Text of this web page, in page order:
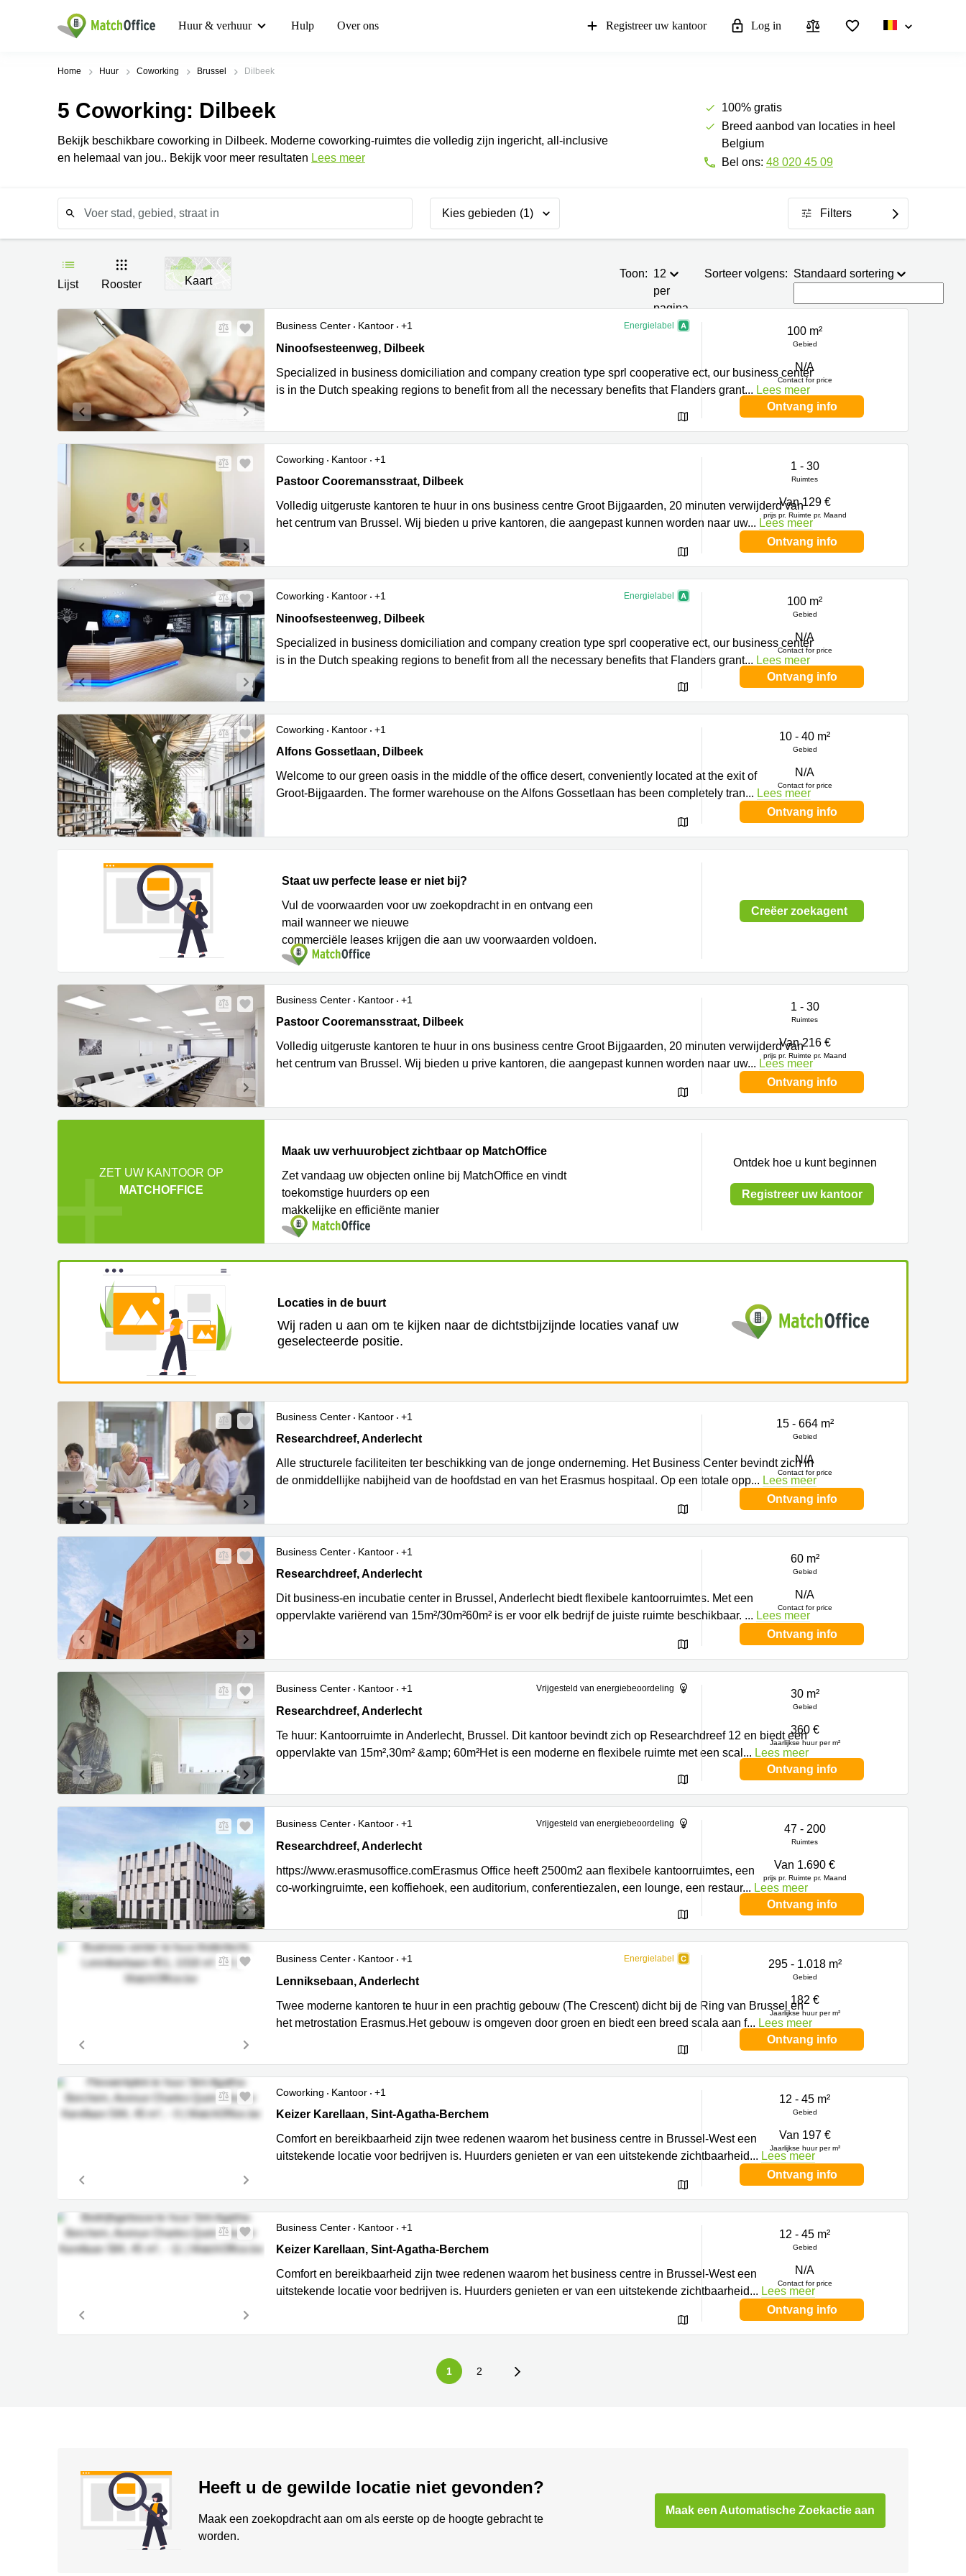
Huur & verhuur Hulp Over ons Registreer uw kantoor Log in
Home Huur Coworking Brussel Dilbeek
5 Coworking: Dilbeek
Bekijk beschikbare coworking in Dilbeek. Moderne coworking-ruimtes die volledig zijn ingericht, all-inclusive
en helemaal van jou.. Bekijk voor meer resultaten Lees meer
100% gratis
Breed aanbod van locaties in heel
Belgium
Bel ons: 48 020 45 09
Kies gebieden (1) Filters
Lijst Rooster Kaart
Toon: 12
per
pagina
Sorteer volgens: Standaard sortering
Business Center Kantoor +1 Energielabel
Ninoofsesteenweg 62/64, Dilbeek
Ninoofsesteenweg, Dilbeek
Specialized in business domiciliation and company creation type sprl cooperative ect, our business center
is in the Dutch speaking regions to benefit from all the necessary benefits that Flanders grant... Lees meer
100 m²
Gebied
N/A
Contact for price
Ontvang info
Coworking Kantoor
+1
Pastoor Cooremansstraat 3, Dilbeek
Pastoor Cooremansstraat, Dilbeek
Volledig uitgeruste kantoren te huur in ons business centre Groot Bijgaarden, 20 minuten verwijderd van
het centrum van Brussel. Wij bieden u prive kantoren, die aangepast kunnen worden naar uw... Lees meer
1 - 30
Ruimtes
Van 129 €
prijs pr. Ruimte pr. Maand
Ontvang info
Coworking Kantoor +1 Energielabel
Ninoofsesteenweg 62/64, Dilbeek
Ninoofsesteenweg, Dilbeek
Specialized in business domiciliation and company creation type sprl cooperative ect, our business center
is in the Dutch speaking regions to benefit from all the necessary benefits that Flanders grant... Lees meer
100 m²
Gebied
N/A
Contact for price
Ontvang info
Coworking Kantoor
+1
Alfons Gossetlaan 40, Dilbeek
Alfons Gossetlaan, Dilbeek
Welcome to our green oasis in the middle of the office desert, conveniently located at the exit of
Groot-Bijgaarden. The former warehouse on the Alfons Gossetlaan has been completely tran... Lees meer
10 - 40 m²
Gebied
N/A
Contact for price
Ontvang info
Staat uw perfecte lease er niet bij?
Vul de voorwaarden voor uw zoekopdracht in en ontvang een
mail wanneer we nieuwe
commerciële leases krijgen die aan uw voorwaarden voldoen.
Creëer zoekagent
Business Center Kantoor
+1
Pastoor Cooremansstraat 3, Dilbeek
Pastoor Cooremansstraat, Dilbeek
Volledig uitgeruste kantoren te huur in ons business centre Groot Bijgaarden, 20 minuten verwijderd van
het centrum van Brussel. Wij bieden u prive kantoren, die aangepast kunnen worden naar uw... Lees meer
1 - 30
Ruimtes
Van 216 €
prijs pr. Ruimte pr. Maand
Ontvang info
ZET UW KANTOOR OP
MATCHOFFICE
Maak uw verhuurobject zichtbaar op MatchOffice
Zet vandaag uw objecten online bij MatchOffice en vindt
toekomstige huurders op een
makkelijke en efficiënte manier
Ontdek hoe u kunt beginnen
Registreer uw kantoor
Locaties in de buurt
Wij raden u aan om te kijken naar de dichtstbijzijnde locaties vanaf uw
geselecteerde positie.
Business Center Kantoor
+1
ALLEE DE LA RECHERCHE 12, Anderlecht, Anderlecht
Researchdreef, Anderlecht
Alle structurele faciliteiten ter beschikking van de jonge onderneming. Het Business Center bevindt zich in
de onmiddellijke nabijheid van de hoofdstad en van het Erasmus hospitaal. Op een totale opp... Lees meer
15 - 664 m²
Gebied
N/A
Contact for price
Ontvang info
Business Center Kantoor
+1
ALLEE DE LA RECHERCHE 12, Anderlecht, Anderlecht
Researchdreef, Anderlecht
Dit business-en incubatie center in Brussel, Anderlecht biedt flexibele kantoorruimtes. Met een
oppervlakte variërend van 15m²/30m²60m² is er voor elk bedrijf de juiste ruimte beschikbaar. ... Lees meer
60 m²
Gebied
N/A
Contact for price
Ontvang info
Business Center Kantoor +1 Vrijgesteld van energiebeoordeling
Researchdreef 12, Anderlecht
Researchdreef, Anderlecht
Te huur: Kantoorruimte in Anderlecht, Brussel. Dit kantoor bevindt zich op Researchdreef 12 en biedt een
oppervlakte van 15m²,30m² &amp; 60m²Het is een moderne en flexibele ruimte met een scal ... Lees meer
30 m²
Gebied
360 €
Jaarlijkse huur per m²
Ontvang info
Business Center Kantoor +1 Vrijgesteld van energiebeoordeling
Researchdreef 10, Anderlecht
Researchdreef, Anderlecht
https://www.erasmusoffice.comErasmus Office heeft 2500m2 aan flexibele kantoorruimtes, een
co-workingruimte, een koffiehoek, een auditorium, conferentiezalen, een lounge, een restaur... Lees meer
47 - 200
Ruimtes
Van 1.690 €
prijs pr. Ruimte pr. Maand
Ontvang info
Business Center Kantoor +1 Energielabel
Lenniksebaan 451, Anderlecht
Lenniksebaan, Anderlecht
Twee moderne kantoren te huur in een prachtig gebouw (The Crescent) dicht bij de Ring van Brussel en
het metrostation Erasmus.Het gebouw is omgeven door groen en biedt een breed scala aan f... Lees meer
295 - 1.018 m²
Gebied
182 €
Jaarlijkse huur per m²
Ontvang info
Coworking Kantoor
+1
Avenue Charles Quint / Keizer Karellaan 584, Sint-Agatha-Berchem
Keizer Karellaan, Sint-Agatha-Berchem
Comfort en bereikbaarheid zijn twee redenen waarom het business centre in Brussel-West een
uitstekende locatie voor bedrijven is. Huurders genieten er van een uitstekende zichtbaarheid... Lees meer
12 - 45 m²
Gebied
Van 197 €
Jaarlijkse huur per m²
Ontvang info
Business Center Kantoor
+1
Avenue Charles Quint / Keizer Karellaan 584, Sint-Agatha-Berchem
Keizer Karellaan, Sint-Agatha-Berchem
Comfort en bereikbaarheid zijn twee redenen waarom het business centre in Brussel-West een
uitstekende locatie voor bedrijven is. Huurders genieten er van een uitstekende zichtbaarheid... Lees meer
12 - 45 m²
Gebied
N/A
Contact for price
Ontvang info
1 2
Heeft u de gewilde locatie niet gevonden?
Maak een zoekopdracht aan om als eerste op de hoogte gebracht te
worden.
Maak een Automatische Zoekactie aan